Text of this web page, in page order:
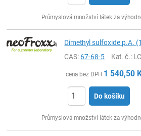
Průmyslová množství látek za
Dimethyl sulfoxide p.A.
CAS:67-68-5 Kat. č.:
cena bez DPH 1 540,50
Do košíku
Průmyslová množství látek za